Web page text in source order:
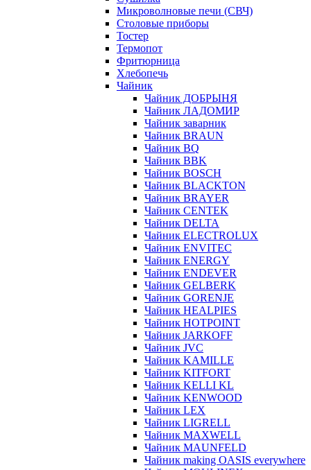
Микроволновые печи (СВЧ)
Столовые приборы
Тостер
Термопот
Фритюрница
Хлебопечь
Чайник
Чайник ДОБРЫНЯ
Чайник ЛАДОМИР
Чайник заварник
Чайник BRAUN
Чайник BQ
Чайник BBK
Чайник BOSCH
Чайник BLACKTON
Чайник BRAYER
Чайник CENTEK
Чайник DELTA
Чайник ELECTROLUX
Чайник ENVITEC
Чайник ENERGY
Чайник ENDEVER
Чайник GELBERK
Чайник GORENJE
Чайник HEALPIES
Чайник HOTPOINT
Чайник JARKOFF
Чайник JVC
Чайник KAMILLE
Чайник KITFORT
Чайник KELLI KL
Чайник KENWOOD
Чайник LEX
Чайник LIGRELL
Чайник MAXWELL
Чайник MAUNFELD
Чайник making OASIS everywhere